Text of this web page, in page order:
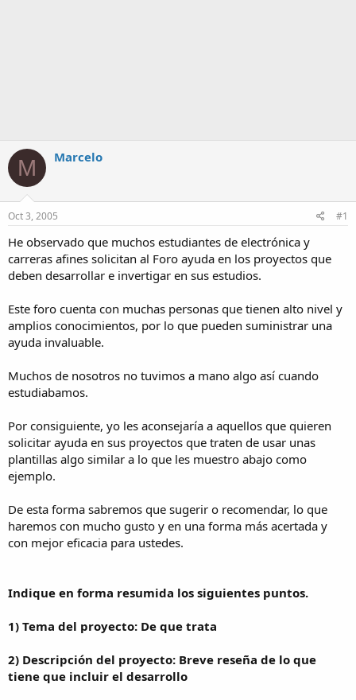
M Marcelo
Oct 3, 2005 #1
He observado que muchos estudiantes de electrónica y
carreras afines solicitan al Foro ayuda en los proyectos que
deben desarrollar e invertigar en sus estudios.
Este foro cuenta con muchas personas que tienen alto nivel y
amplios conocimientos, por lo que pueden suministrar una
ayuda invaluable.
Muchos de nosotros no tuvimos a mano algo así cuando
estudiabamos.
Por consiguiente, yo les aconsejaría a aquellos que quieren
solicitar ayuda en sus proyectos que traten de usar unas
plantillas algo similar a lo que les muestro abajo como
ejemplo.
De esta forma sabremos que sugerir o recomendar, lo que
haremos con mucho gusto y en una forma más acertada y
con mejor eficacia para ustedes.
Indique en forma resumida los siguientes puntos.
1) Tema del proyecto: De que trata
2) Descripción del proyecto: Breve reseña de lo que
tiene que incluir el desarrollo